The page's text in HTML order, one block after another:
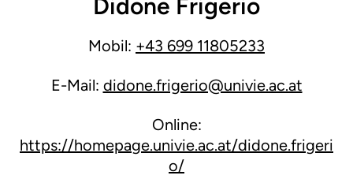
Didone Frigerio
Mobil: +43 699 11805233
E-Mail: didone.frigerio@univie.ac.at
Online:
https://homepage.univie.ac.at/didone.frigeri
o/